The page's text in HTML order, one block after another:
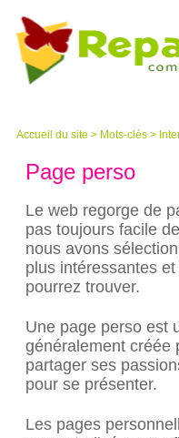
Accueil du site > Mots-clés >
Page perso
Le web regorge de
pas toujours facile
nous avons
plus intéressantes
pourrez trouver.
Une page perso est
généralement créée
partager ses
pour se présenter.
Les pages